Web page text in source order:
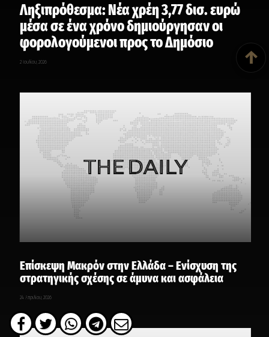
Ληξιπρόθεσμα: Νέα χρέη 3,77 δισ. ευρώ
μέσα σε ένα χρόνο δημιούργησαν οι
φορολογούμενοι προς το Δημόσιο
2 Ιουλίου, 2026
Επίσκεψη Μακρόν στην Ελλάδα – Eνίσχυση της
στρατηγικής σχέσης σε άμυνα και ασφάλεια
24 Απριλίου, 2026
↑